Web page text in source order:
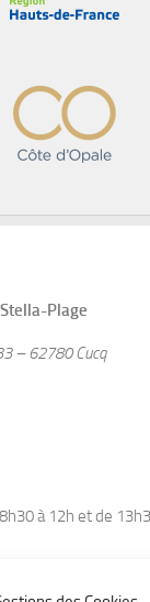
Plage
– 62780 Cucq
à 12h et de